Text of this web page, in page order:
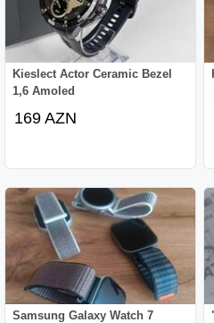
Kieslect Actor Ceramic Bezel
1,6 Amoled
169 AZN
Samsung Galaxy Watch 7